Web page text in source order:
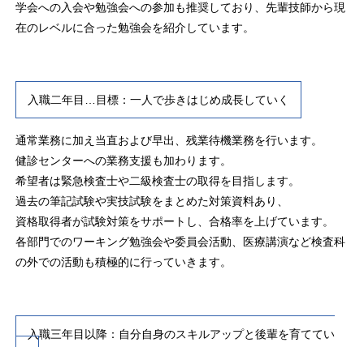
学会への入会や勉強会への参加も推奨しており、先輩技師から現
在のレベルに合った勉強会を紹介しています。
入職二年目…目標：一人で歩きはじめ成長していく
通常業務に加え当直および早出、残業待機業務を行います。
健診センターへの業務支援も加わります。
希望者は緊急検査士や二級検査士の取得を目指します。
過去の筆記試験や実技試験をまとめた対策資料あり、
資格取得者が試験対策をサポートし、合格率を上げています。
各部門でのワーキング勉強会や委員会活動、医療講演など検査科
の外での活動も積極的に行っていきます。
入職三年目以降：自分自身のスキルアップと後輩を育ててい